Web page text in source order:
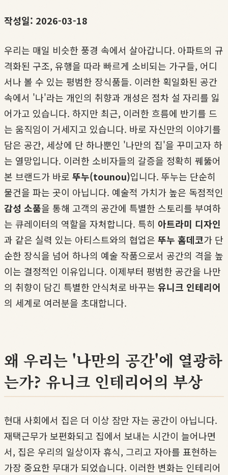
작성일: 2026-03-18
우리는 매일 비슷한 풍경 속에서 살아갑니다. 아파트의 규
격화된 구조, 유행을 따라 빠르게 소비되는 가구들, 어디
서나 볼 수 있는 평범한 장식품들. 이러한 획일화된 공간
속에서 '나'라는 개인의 취향과 개성은 점차 설 자리를 잃
어가고 있습니다. 하지만 최근, 이러한 흐름에 반기를 드
는 움직임이 거세지고 있습니다. 바로 자신만의 이야기를
담은 공간, 세상에 단 하나뿐인 '나만의 집'을 꾸미고자 하
는 열망입니다. 이러한 소비자들의 갈증을 정확히 꿰뚫어
본 브랜드가 바로 뚜누(tounou)입니다. 뚜누는 단순히
물건을 파는 곳이 아닙니다. 예술적 가치가 높은 독점적인
감성 소품을 통해 고객의 공간에 특별한 스토리를 부여하
는 큐레이터의 역할을 자처합니다. 특히 아트라미 디자인
과 같은 실력 있는 아티스트와의 협업은 뚜누 홈데코가 단
순한 장식을 넘어 하나의 예술 작품으로서 공간의 격을 높
이는 결정적인 이유입니다. 이제부터 평범한 공간을 나만
의 취향이 담긴 특별한 안식처로 바꾸는 유니크 인테리어
의 세계로 여러분을 초대합니다.
왜 우리는 '나만의 공간'에 열광하
는가? 유니크 인테리어의 부상
현대 사회에서 집은 더 이상 잠만 자는 공간이 아닙니다.
재택근무가 보편화되고 집에서 보내는 시간이 늘어나면
서, 집은 우리의 일상이자 휴식, 그리고 자아를 표현하는
가장 중요한 무대가 되었습니다. 이러한 변화는 인테리어